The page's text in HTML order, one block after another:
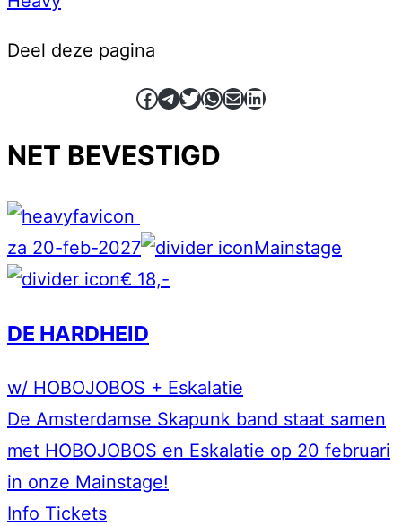
Deel deze pagina
Facebook
Telegram
Twitter
WhatsApp
E-mailLinkedIn
NET BEVESTIGD
za 20-feb-2027
Mainstage
€ 18,-
DE HARDHEID
w/ HOBOJOBOS + Eskalatie
De Amsterdamse Skapunk band staat samen
met HOBOJOBOS en Eskalatie op 20 februari
in onze Mainstage!
Info Tickets